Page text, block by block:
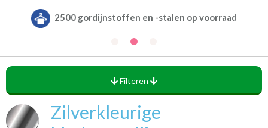
Alle gordijnen verduisterend leverbaar
Filteren
Zilverkleurige